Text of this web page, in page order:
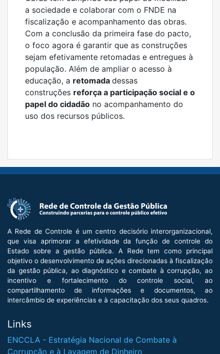
a sociedade e colaborar com o FNDE na
fiscalização e acompanhamento das obras.
Com a conclusão da primeira fase do pacto,
o foco agora é garantir que as construções
sejam efetivamente retomadas e entregues à
população. Além de ampliar o acesso à
educação, a retomada dessas
construções reforça a participação social e o
papel do cidadão no acompanhamento do
uso dos recursos públicos.
A Rede de Controle é um centro decisório interorganizacional,
que visa aprimorar a efetividade da função de controle do
Estado sobre a gestão pública. A Rede tem como principal
objetivo o desenvolvimento de ações direcionadas à fiscalização
da gestão pública, ao diagnóstico e combate à corrupção, ao
incentivo e fortalecimento do controle social, ao
compartilhamento de informações e documentos, ao
intercâmbio de experiências e à capacitação dos seus quadros.
Links
ENCCLA - Estratégia Nacional de Combate à
Corrupção e à Lavagem de Dinheiro